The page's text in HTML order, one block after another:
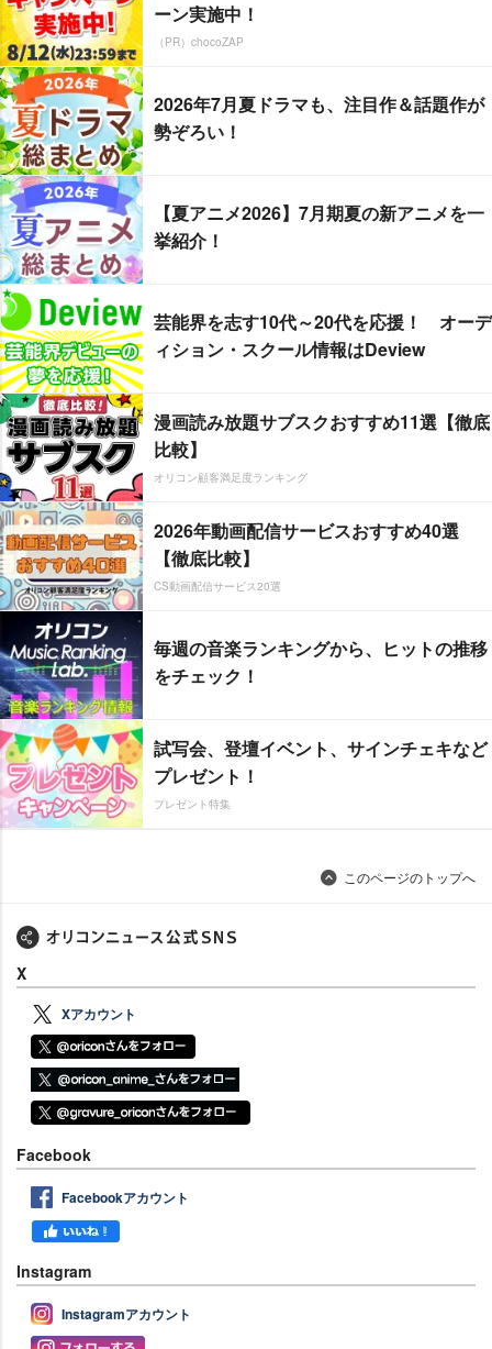
ーン実施中！
（PR）chocoZAP
2026年7月夏ドラマも、注目作＆話題作が
勢ぞろい！
【夏アニメ2026】7月期夏の新アニメを一
挙紹介！
芸能界を志す10代～20代を応援！ オーデ
ィション・スクール情報はDeview
漫画読み放題サブスクおすすめ11選【徹底
比較】
オリコン顧客満足度ランキング
2026年動画配信サービスおすすめ40選
【徹底比較】
CS動画配信サービス20選
毎週の音楽ランキングから、ヒットの推移
をチェック！
試写会、登壇イベント、サインチェキなど
プレゼント！
プレゼント特集
このページのトップへ
X
Xアカウント
Facebook
Facebookアカウント
Instagram
Instagramアカウント